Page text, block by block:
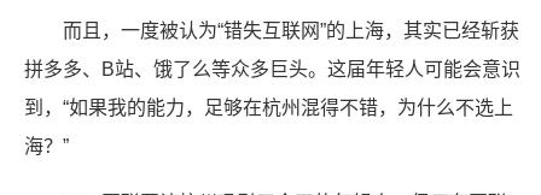
而且，一度被认为“错失互联网”的上海，其实已经斩获
拼多多、B站、饿了么等众多巨头。这届年轻人可能会意识
到，“如果我的能力，足够在杭州混得不错，为什么不选上
海？”